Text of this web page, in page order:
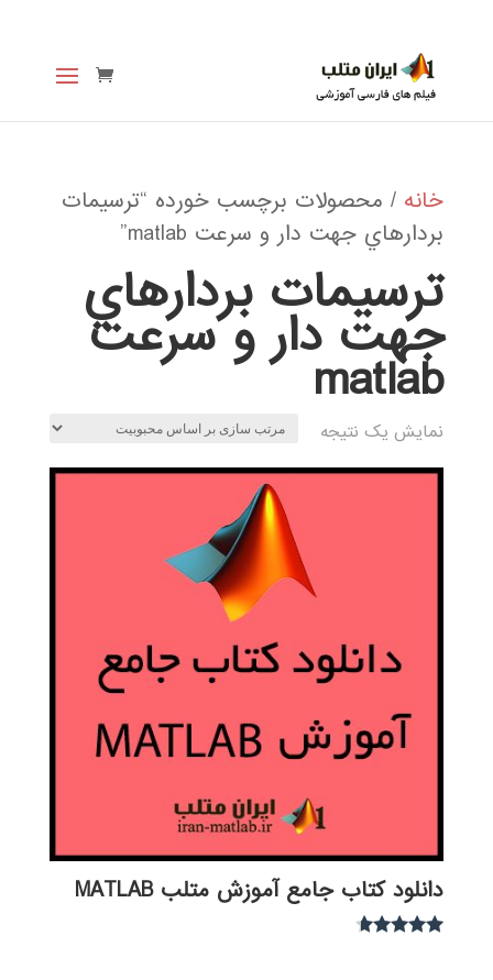
خانه / محصولات برچسب خورده “ترسيمات
بردارهاي جهت دار و سرعت matlab”
ترسيمات بردارهاي
جهت دار و سرعت
matlab
نمایش یک نتیجه
دانلود کتاب جامع آموزش متلب MATLAB